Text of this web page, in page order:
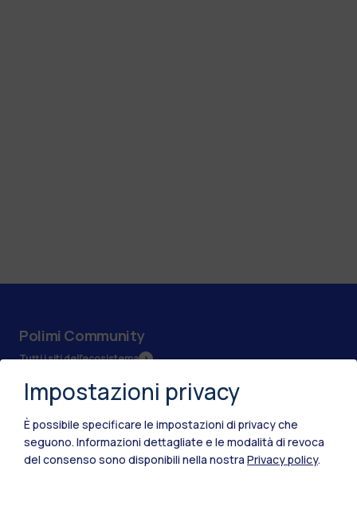
Polimi Community
Tutti i siti dell’ecosistema
Impostazioni privacy
È possibile specificare le impostazioni di privacy che
seguono. Informazioni dettagliate e le modalità di revoca
del consenso sono disponibili nella nostra Privacy policy.